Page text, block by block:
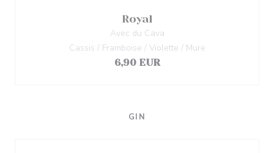
Royal
Avec du Cava
Cassis / Framboise / Violette / Mure
6,90 EUR
GIN